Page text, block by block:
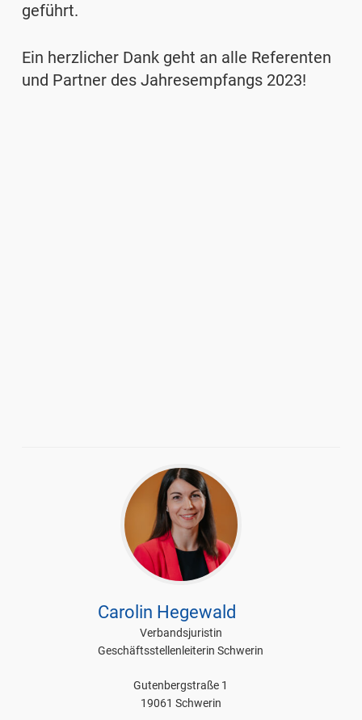
geführt.
Ein herzlicher Dank geht an alle Referenten
und Partner des Jahresempfangs 2023!
Carolin Hegewald
Verbandsjuristin
Geschäftsstellenleiterin Schwerin
Gutenbergstraße 1
19061 Schwerin